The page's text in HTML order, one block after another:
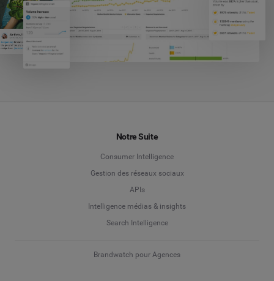
Notre Suite
Consumer Intelligence
Gestion des réseaux sociaux
APIs
Intelligence médias & insights
Search Intelligence
Brandwatch pour Agences